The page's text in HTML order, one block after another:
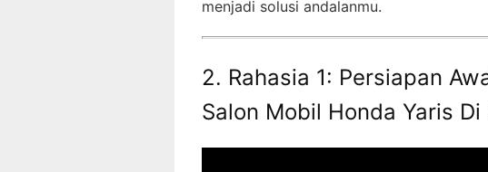
menjadi solusi andalanmu.
2. Rahasia 1: Persiapan
Salon Mobil Honda Yaris Di